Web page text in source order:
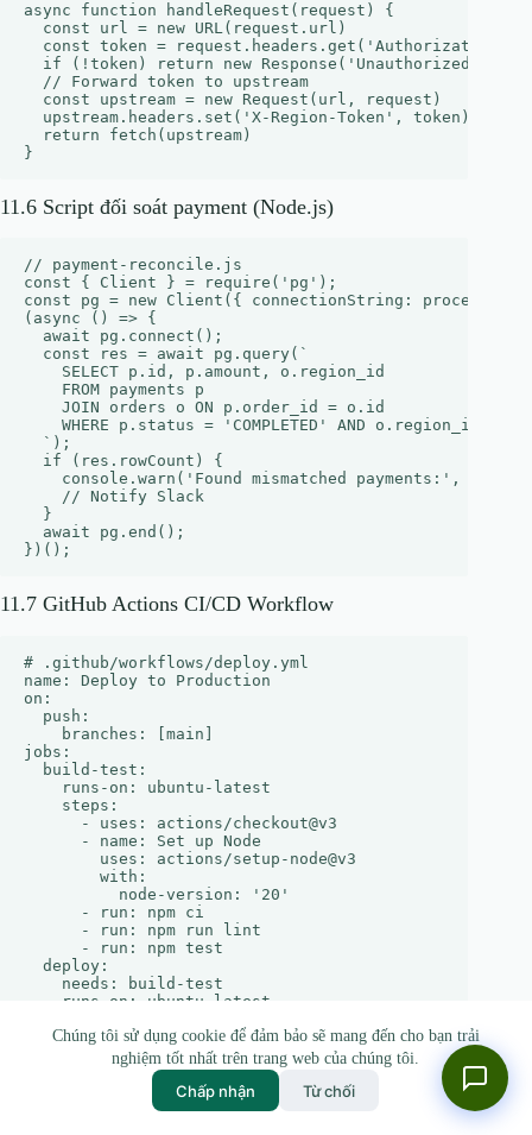
Chúng tôi sử dụng cookie để đảm bảo sẽ mang đến cho bạn trải
nghiệm tốt nhất trên trang web của chúng tôi.
Chấp nhận Từ chối
async function handleRequest(request) {
  const url = new URL(request.url)
const token =
if (!token) return new Response('Unauthorized', {
  // Forward token to upstream
  const upstream = new Request(url, request)
  upstream.headers.set('X-Region-Token', token)
  return fetch(upstream)
11.6 Script đối soát payment (Node.js)
// payment-reconcile.js
const { Client } = require('pg');
const pg = new Client({ connectionString:
(async () => {
  await pg.connect();
  const res = await pg.query(`
    SELECT p.id, p.amount, o.region_id
    FROM payments p
    JOIN orders o ON p.order_id = o.id
WHERE p.status = 'COMPLETED' AND o.region_id <>
  `);
  if (res.rowCount) {
console.warn('Found mismatched payments:',
    // Notify Slack
  }
  await pg.end();
11.7 GitHub Actions CI/CD Workflow
# .github/workflows/deploy.yml
name: Deploy to Production
on:
  push:
    branches: [main]
jobs:
  build-test:
    runs-on: ubuntu-latest
    steps:
      - uses: actions/checkout@v3
      - name: Set up Node
        uses: actions/setup-node@v3
        with:
          node-version: '20'
      - run: npm ci
      - run: npm run lint
      - run: npm test
  deploy:
    needs: build-test
    runs-on: ubuntu-latest
    steps:
      - uses: actions/checkout@v3
      - name: Terraform Init & Apply
          AWS_ACCESS_KEY_ID: ${{ secrets.AWS_KEY }}